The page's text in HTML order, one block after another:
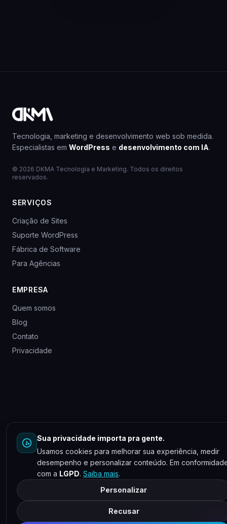
Tecnologia, marketing e desenvolvimento web sob medida.
Especialistas em WordPress e desenvolvimento com IA.
© 2026 DKMA Tecnologia e Marketing. Todos os direitos
reservados.
SERVIÇOS
Criação de Sites
Suporte WordPress
Fábrica de Software
Para Agências
EMPRESA
Quem somos
Blog
Contato
Privacidade
Sua privacidade importa pra gente.
Usamos cookies para melhorar sua experiência, medir
desempenho e personalizar conteúdo. Em
com a LGPD. Saiba mais.
Personalizar
Recusar